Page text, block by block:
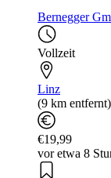
Bernegger
Vollzeit
Linz
(9 km entfernt)
€19,99
vor etwa 8